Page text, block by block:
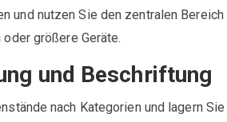
und nutzen Sie den zentralen Bereich
größere Geräte.
und Beschriftung
nach Kategorien und lagern Sie